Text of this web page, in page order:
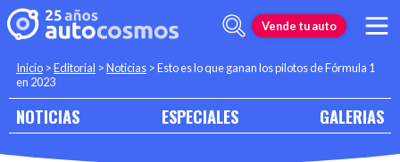
Vende tu auto
Inicio >Editorial >Noticias >Esto es lo que ganan los pilotos de Fórmula 1
en 2023
NOTICIAS ESPECIALES GALERIAS